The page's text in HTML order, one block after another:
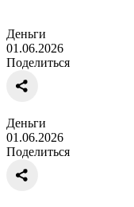
Деньги
01.06.2026
Поделиться
Деньги
01.06.2026
Поделиться